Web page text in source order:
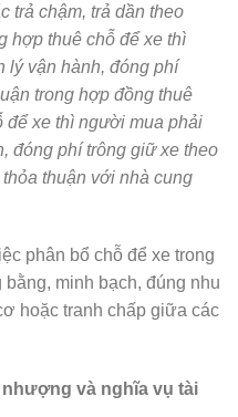
trả chậm, trả dần theo
hợp thuê chỗ để xe thì
lý vận hành, đóng phí
trong hợp đồng thuê
để xe thì người mua phải
đóng phí trông giữ xe theo
thuận với nhà cung
phân bổ chỗ để xe trong
minh bạch, đúng nhu
hoặc tranh chấp giữa các
và nghĩa vụ tài